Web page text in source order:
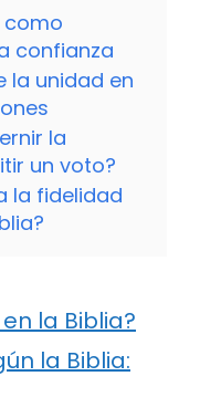
como
confianza
la unidad en
la
un voto?
la fidelidad
la Biblia?
la Biblia: